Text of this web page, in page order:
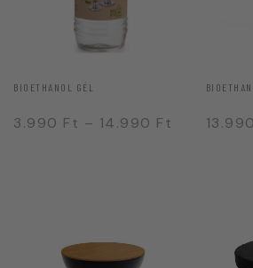
BIOETHANOL GÉL
3.990 Ft – 14.990 Ft 13.990